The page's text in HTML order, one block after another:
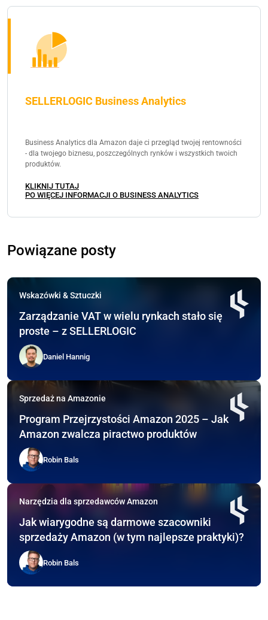
SELLERLOGIC Business Analytics
Business Analytics dla Amazon daje ci przegląd twojej rentowności
- dla twojego biznesu, poszczególnych rynków i wszystkich twoich
produktów.
KLIKNIJ TUTAJ
PO WIĘCEJ INFORMACJI O BUSINESS ANALYTICS
Powiązane posty
Wskazówki & Sztuczki
Zarządzanie VAT w wielu rynkach stało się
proste – z SELLERLOGIC
Daniel Hannig
Sprzedaż na Amazonie
Program Przejrzystości Amazon 2025 – Jak
Amazon zwalcza piractwo produktów
Robin Bals
Narzędzia dla sprzedawców Amazon
Jak wiarygodne są darmowe szacowniki
sprzedaży Amazon (w tym najlepsze praktyki)?
Robin Bals